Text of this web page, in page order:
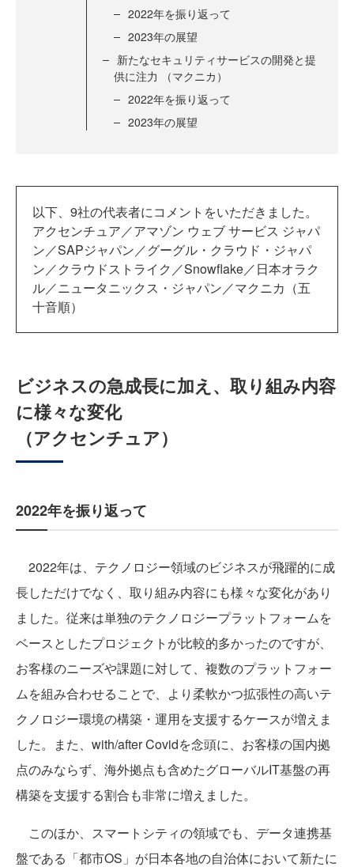
2022年を振り返って
2023年の展望
新たなセキュリティサービスの開発と提
供に注力 （マクニカ）
2022年を振り返って
2023年の展望
以下、9社の代表者にコメントをいただきました。
アクセンチュア／アマゾン ウェブ サービス ジャパ
ン／SAPジャパン／グーグル・クラウド・ジャパ
ン／クラウドストライク／Snowflake／日本オラク
ル／ニュータニックス・ジャパン／マクニカ（五
十音順）
ビジネスの急成長に加え、取り組み内容
に様々な変化
（アクセンチュア）
2022年を振り返って
2022年は、テクノロジー領域のビジネスが飛躍的に成
長しただけでなく、取り組み内容にも様々な変化があり
ました。従来は単独のテクノロジープラットフォームを
ベースとしたプロジェクトが比較的多かったのですが、
お客様のニーズや課題に対して、複数のプラットフォー
ムを組み合わせることで、より柔軟かつ拡張性の高いテ
クノロジー環境の構築・運用を支援するケースが増えま
した。また、with/after Covidを念頭に、お客様の国内拠
点のみならず、海外拠点も含めたグローバルIT基盤の再
構築を支援する割合も非常に増えました。
このほか、スマートシティの領域でも、データ連携基
盤である「都市OS」が日本各地の自治体において新たに